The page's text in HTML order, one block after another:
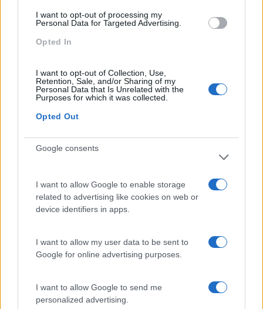
I want to opt-out of processing my
Personal Data for Targeted Advertising.
Opted In
I want to opt-out of Collection, Use,
Retention, Sale, and/or Sharing of my
Personal Data that Is Unrelated with the
Purposes for which it was collected.
Opted Out
Google consents
I want to allow Google to enable storage
related to advertising like cookies on web or
device identifiers in apps.
I want to allow my user data to be sent to
Google for online advertising purposes.
I want to allow Google to send me
personalized advertising.
IMPACTO PRÁTICO
MICROSOFT EXCEL – INICIAL